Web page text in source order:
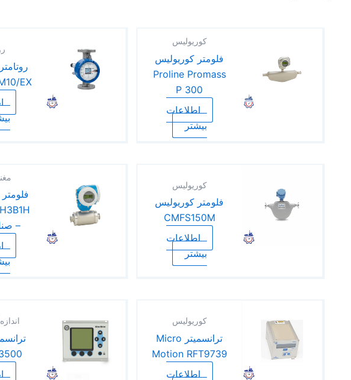
کوریولیس
فلومتر کوریولیس
Proline Promass
P 300
اطلاعات
بیشتر
EX
کوریولیس
فلومتر کوریولیس
CMFS150M
اطلاعات
بیشتر
–
کوریولیس
ترانسمیتر Micro
Motion RFT9739
اطلاعات